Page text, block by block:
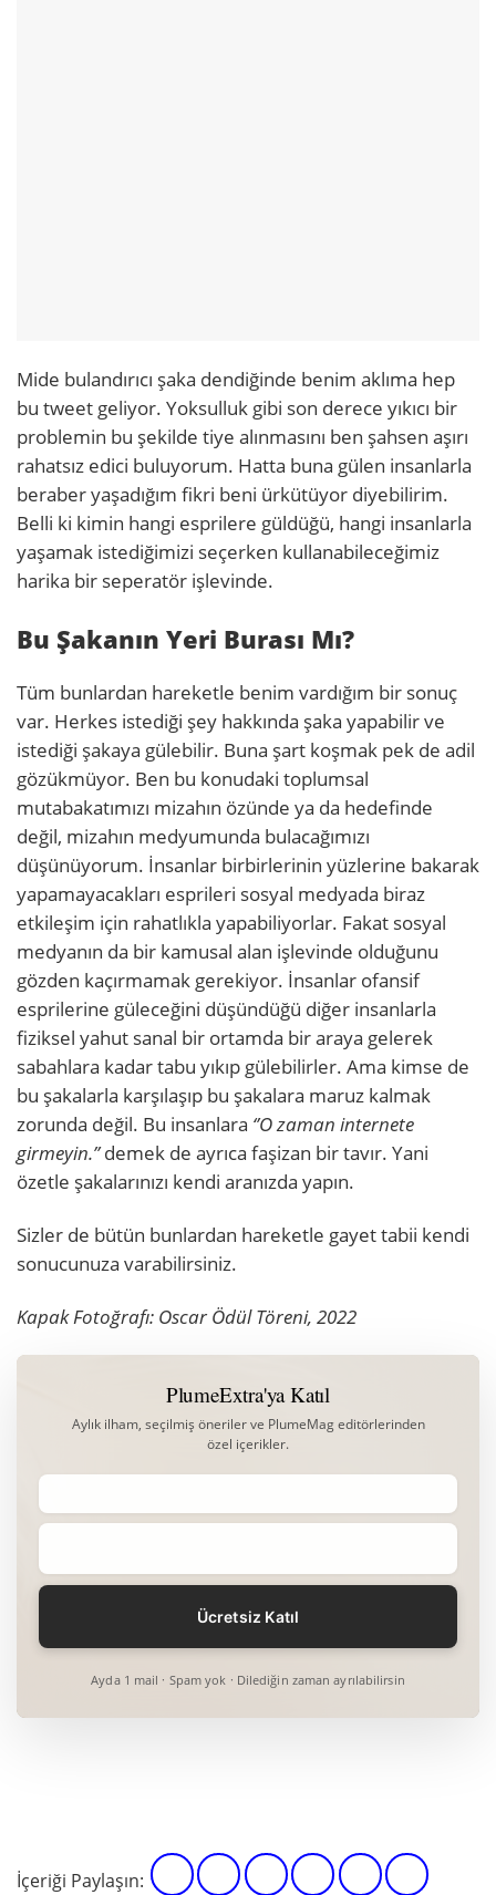
Mide bulandırıcı şaka dendiğinde benim aklıma hep
bu tweet geliyor. Yoksulluk gibi son derece yıkıcı bir
problemin bu şekilde tiye alınmasını ben şahsen aşırı
rahatsız edici buluyorum. Hatta buna gülen insanlarla
beraber yaşadığım fikri beni ürkütüyor diyebilirim.
Belli ki kimin hangi esprilere güldüğü, hangi insanlarla
yaşamak istediğimizi seçerken kullanabileceğimiz
harika bir seperatör işlevinde.
Bu Şakanın Yeri Burası Mı?
Tüm bunlardan hareketle benim vardığım bir sonuç
var. Herkes istediği şey hakkında şaka yapabilir ve
istediği şakaya gülebilir. Buna şart koşmak pek de adil
gözükmüyor. Ben bu konudaki toplumsal
mutabakatımızı mizahın özünde ya da hedefinde
değil, mizahın medyumunda bulacağımızı
düşünüyorum. İnsanlar birbirlerinin yüzlerine bakarak
yapamayacakları esprileri sosyal medyada biraz
etkileşim için rahatlıkla yapabiliyorlar. Fakat sosyal
medyanın da bir kamusal alan işlevinde olduğunu
gözden kaçırmamak gerekiyor. İnsanlar ofansif
esprilerine güleceğini düşündüğü diğer insanlarla
fiziksel yahut sanal bir ortamda bir araya gelerek
sabahlara kadar tabu yıkıp gülebilirler. Ama kimse de
bu şakalarla karşılaşıp bu şakalara maruz kalmak
zorunda değil. Bu insanlara ‘’O zaman internete
girmeyin.’’demek de ayrıca faşizan bir tavır. Yani
özetle şakalarınızı kendi aranızda yapın.
Sizler de bütün bunlardan hareketle gayet tabii kendi
sonucunuza varabilirsiniz.
Kapak Fotoğrafı: Oscar Ödül Töreni, 2022
PlumeExtra'ya Katıl
Aylık ilham, seçilmiş öneriler ve PlumeMag editörlerinden
özel içerikler.
Ayda 1 mail · Spam yok · Dilediğin zaman ayrılabilirsin
İçeriği Paylaşın: